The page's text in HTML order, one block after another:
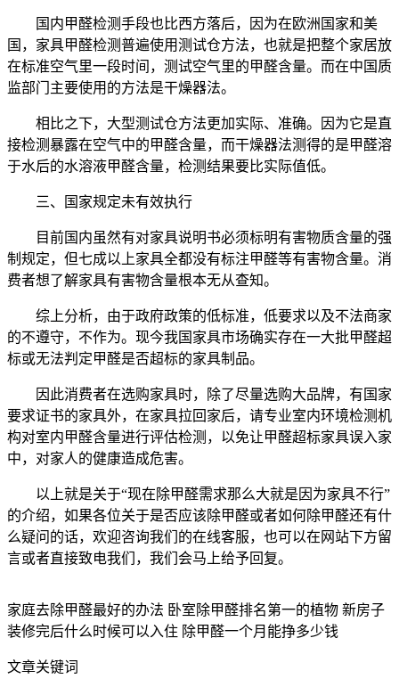
国内甲醛检测手段也比西方落后，因为在欧洲国家和美
国，家具甲醛检测普遍使用测试仓方法，也就是把整个家居放
在标准空气里一段时间，测试空气里的甲醛含量。而在中国质
监部门主要使用的方法是干燥器法。
相比之下，大型测试仓方法更加实际、准确。因为它是直
接检测暴露在空气中的甲醛含量，而干燥器法测得的是甲醛溶
于水后的水溶液甲醛含量，检测结果要比实际值低。
三、国家规定未有效执行
目前国内虽然有对家具说明书必须标明有害物质含量的强
制规定，但七成以上家具全都没有标注甲醛等有害物含量。消
费者想了解家具有害物含量根本无从查知。
综上分析，由于政府政策的低标准，低要求以及不法商家
的不遵守，不作为。现今我国家具市场确实存在一大批甲醛超
标或无法判定甲醛是否超标的家具制品。
因此消费者在选购家具时，除了尽量选购大品牌，有国家
要求证书的家具外，在家具拉回家后，请专业室内环境检测机
构对室内甲醛含量进行评估检测，以免让甲醛超标家具误入家
中，对家人的健康造成危害。
以上就是关于“现在除甲醛需求那么大就是因为家具不行”
的介绍，如果各位关于是否应该除甲醛或者如何除甲醛还有什
么疑问的话，欢迎咨询我们的在线客服，也可以在网站下方留
言或者直接致电我们，我们会马上给予回复。
家庭去除甲醛最好的办法 卧室除甲醛排名第一的植物 新房子
装修完后什么时候可以入住 除甲醛一个月能挣多少钱
文章关键词